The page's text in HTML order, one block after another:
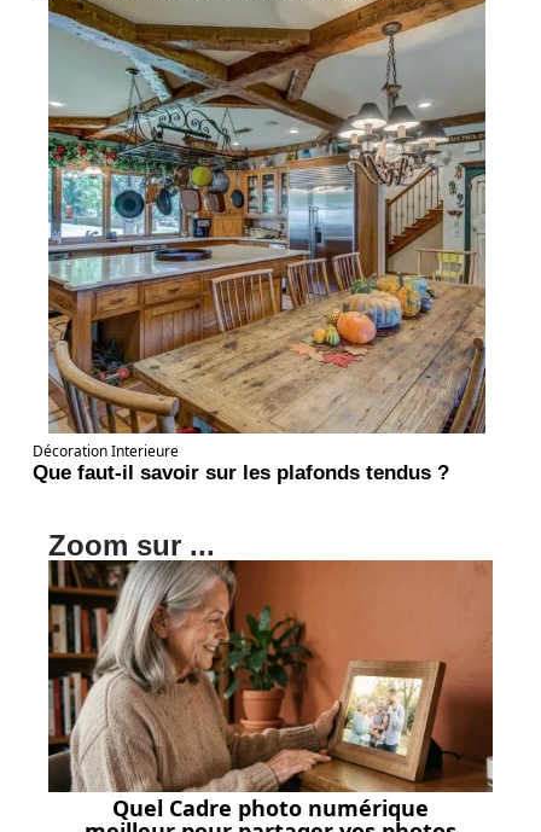
Décoration Interieure
Que faut-il savoir sur les plafonds tendus ?
Zoom sur ...
Quel Cadre photo numérique